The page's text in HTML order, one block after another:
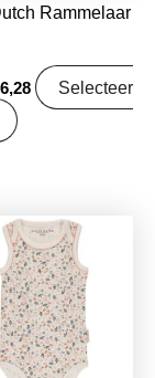
Rammelaar
6,28
Selecteer
Huidige
prijs
is:
€7,86.